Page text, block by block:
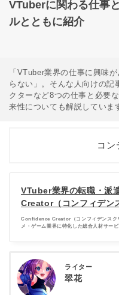
VTuberに関わる仕事
ルとともに紹介
「VTuber業界の仕事に興味
らない」。そんな人向けの記
クターなど8つの仕事と必要
来性についても解説していま
コン
1.1 VTuberとは
1.2 VTuber市場につ
2 VTuberに関わる仕
2.1
2.2 VTuberディレク
VTuber業界の転職・派
Creator（コンフィデン
Confidence Creator（コンフィデンスク
メ・ゲーム業界に特化した総合人材サー
ライター
翠花